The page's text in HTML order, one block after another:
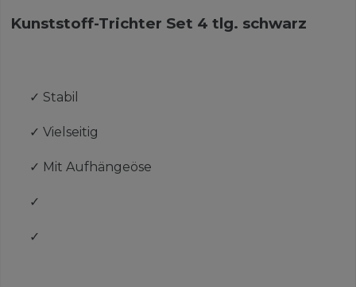
Kunststoff-Trichter Set 4 tlg. schwarz
✓ Stabil
✓ Vielseitig
✓ Mit Aufhängeöse
✓
✓